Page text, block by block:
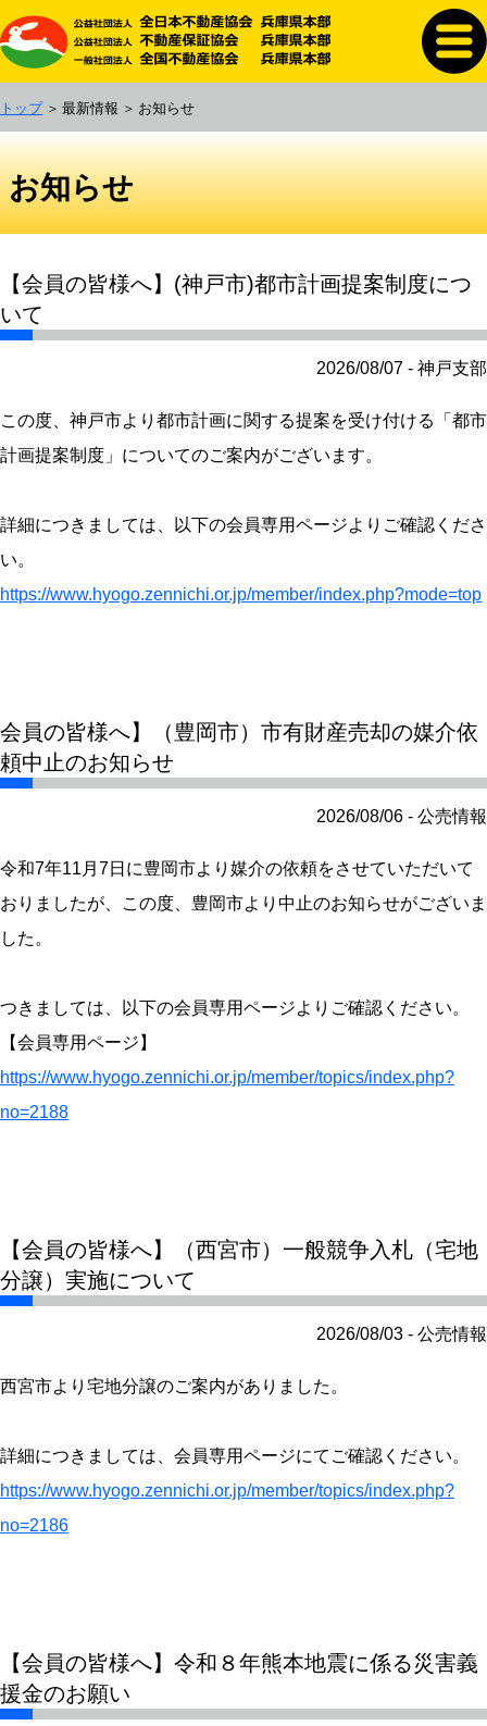
トップ 最新情報 お知らせ
お知らせ
【会員の皆様へ】(神戸市)都市計画提案制度につ
いて
2026/08/07 - 神戸支部
この度、神戸市より都市計画に関する提案を受け付ける「都市
計画提案制度」についてのご案内がございます。
詳細につきましては、以下の会員専用ページよりご確認くださ
い。
https://www.hyogo.zennichi.or.jp/member/index.php?mode=top
会員の皆様へ】（豊岡市）市有財産売却の媒介依
頼中止のお知らせ
2026/08/06 - 公売情報
令和7年11月7日に豊岡市より媒介の依頼をさせていただいて
おりましたが、この度、豊岡市より中止のお知らせがございま
した。
つきましては、以下の会員専用ページよりご確認ください。
【会員専用ページ】
https://www.hyogo.zennichi.or.jp/member/topics/index.php?
no=2188
【会員の皆様へ】（西宮市）一般競争入札（宅地
分譲）実施について
2026/08/03 - 公売情報
西宮市より宅地分譲のご案内がありました。
詳細につきましては、会員専用ページにてご確認ください。
https://www.hyogo.zennichi.or.jp/member/topics/index.php?
no=2186
【会員の皆様へ】令和８年熊本地震に係る災害義
援金のお願い